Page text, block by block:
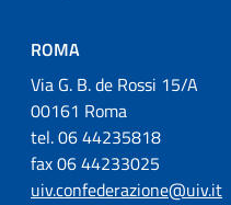
ROMA
Via G. B. de Rossi 15/A
00161 Roma
tel. 06 44235818
fax 06 44233025
uiv.confederazione@uiv.it